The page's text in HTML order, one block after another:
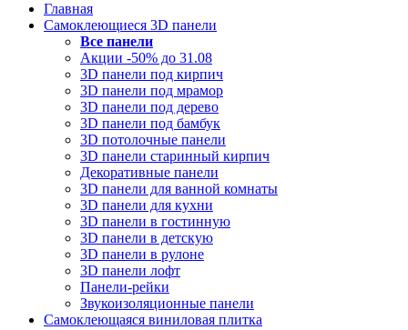
Главная
Самоклеющиеся 3D панели
Все панели
Акции -50% до 31.08
3D панели под кирпич
3D панели под мрамор
3D панели под дерево
3D панели под бамбук
3D потолочные панели
3D панели старинный кирпич
Декоративные панели
3D панели для ванной комнаты
3D панели для кухни
3D панели в гостинную
3D панели в детскую
3D панели в рулоне
3D панели лофт
Панели-рейки
Звукоизоляционные панели
Самоклеющаяся виниловая плитка